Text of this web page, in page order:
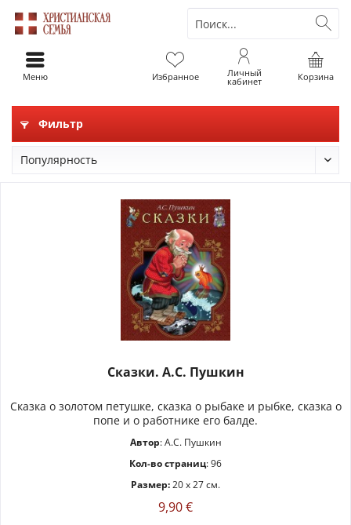
Корзина
Избранное Личный
кабинет
Меню
Фильтр
Сказки. А.С. Пушкин
Сказка о золотом петушке, сказка о рыбаке и рыбке, сказка о
попе и о работнике его балде.
Автор: А.С. Пушкин
Кол-во страниц: 96
Размер:20 x 27 см.
9,90 €